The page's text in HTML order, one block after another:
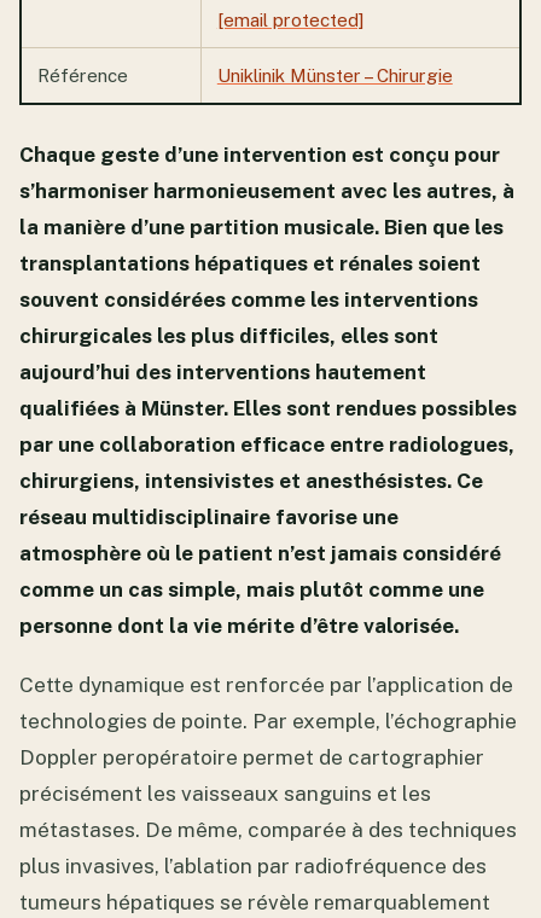
[email protected]
Référence Uniklinik Münster – Chirurgie
Chaque geste d’une intervention est conçu pour
s’harmoniser harmonieusement avec les autres, à
la manière d’une partition musicale. Bien que les
transplantations hépatiques et rénales soient
souvent considérées comme les interventions
chirurgicales les plus difficiles, elles sont
aujourd’hui des interventions hautement
qualifiées à Münster. Elles sont rendues possibles
par une collaboration efficace entre radiologues,
chirurgiens, intensivistes et anesthésistes. Ce
réseau multidisciplinaire favorise une
atmosphère où le patient n’est jamais considéré
comme un cas simple, mais plutôt comme une
personne dont la vie mérite d’être valorisée.
Cette dynamique est renforcée par l’application de
technologies de pointe. Par exemple, l’échographie
Doppler peropératoire permet de cartographier
précisément les vaisseaux sanguins et les
métastases. De même, comparée à des techniques
plus invasives, l’ablation par radiofréquence des
tumeurs hépatiques se révèle remarquablement